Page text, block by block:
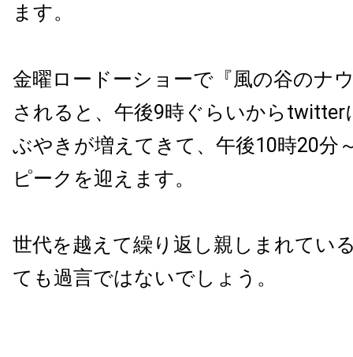
ます。
金曜ロードーショーで『風の谷のナ
されると、午後9時ぐらいからtwitter
ぶやきが増えてきて、午後10時20分
ピークを迎えます。
世代を越えて繰り返し親しまれてい
ても過言ではないでしょう。